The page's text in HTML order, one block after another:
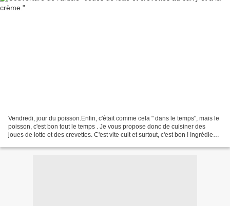
Vendredi, jour du poisson.Enfin, c'était comme cela " dans le temps", mais le
poisson, c'est bon tout le temps . Je vous propose donc de cuisiner des
joues de lotte et des crevettes. C'est vite cuit et surtout, c'est bon ! Ingrédients